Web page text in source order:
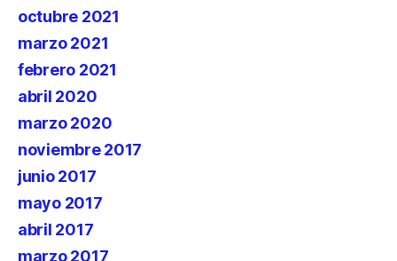
octubre 2021
marzo 2021
febrero 2021
abril 2020
marzo 2020
noviembre 2017
junio 2017
mayo 2017
abril 2017
marzo 2017